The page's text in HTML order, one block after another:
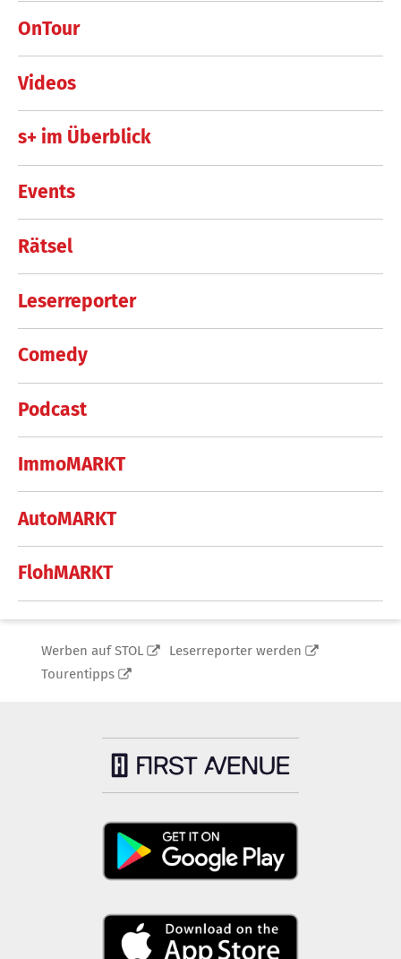
OnTour
Videos
s+ im Überblick
Events
Rätsel
Leserreporter
Comedy
Podcast
ImmoMARKT
AutoMARKT
FlohMARKT
Werben auf STOL
Leserreporter werden
Tourentipps